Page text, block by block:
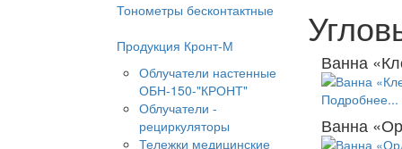
Тонометры бесконтактные
Продукция Кронт-М
Облучатели настенные
ОБН-150-"КРОНТ"
Облучатели -
рециркуляторы
Тележки медицинские
Ванна
Подробнее...
Ванна